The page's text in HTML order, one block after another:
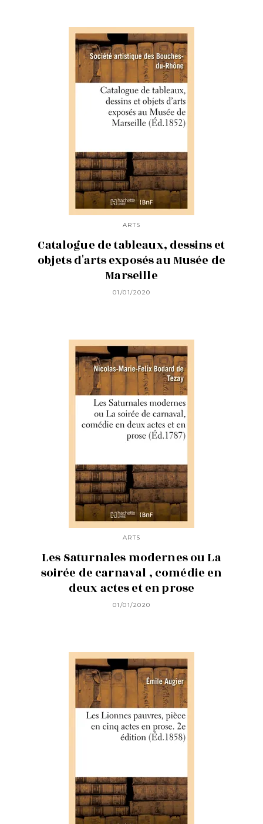
ARTS
Catalogue de tableaux, dessins et
objets d'arts exposés au Musée de
Marseille
01/01/2020
ARTS
Les Saturnales modernes ou La
soirée de carnaval , comédie en
deux actes et en prose
01/01/2020